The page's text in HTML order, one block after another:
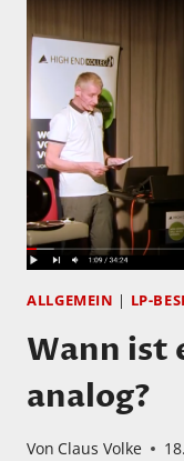
E
THE
NEW
ALLGEMEIN | LP-
Wann ist
analog?
Von Claus Volke